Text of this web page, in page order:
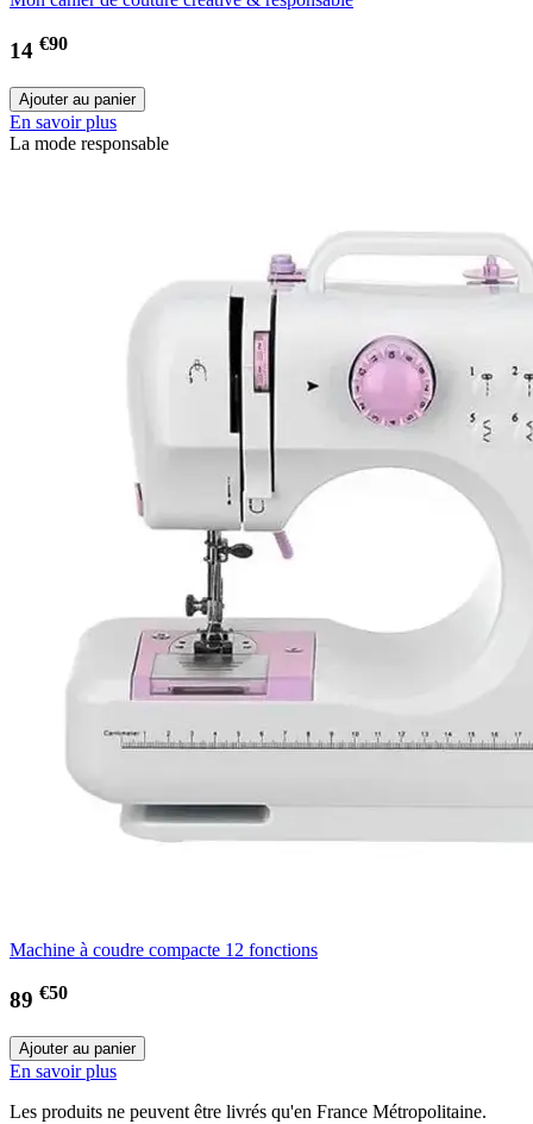
14 €90
En savoir plus
La mode responsable
Machine à coudre compacte 12 fonctions
89 €50
En savoir plus
Les produits ne peuvent être livrés qu'en France Métropolitaine.